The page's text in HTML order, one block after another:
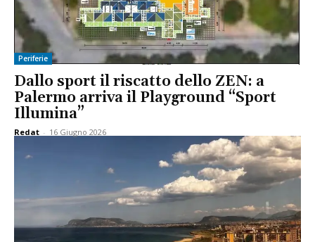
Periferie
Dallo sport il riscatto dello ZEN: a
Palermo arriva il Playground “Sport
Illumina”
Redat - 16 Giugno 2026